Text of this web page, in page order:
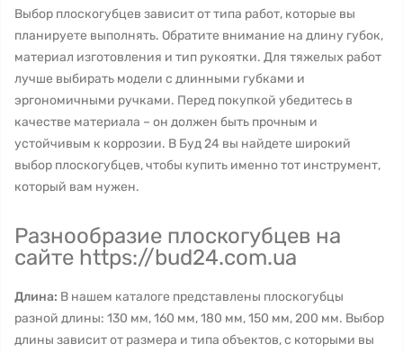
Выбор плоскогубцев зависит от типа работ, которые вы
планируете выполнять. Обратите внимание на длину губок,
материал изготовления и тип рукоятки. Для тяжелых работ
лучше выбирать модели с длинными губками и
эргономичными ручками. Перед покупкой убедитесь в
качестве материала – он должен быть прочным и
устойчивым к коррозии. В Буд 24 вы найдете широкий
выбор плоскогубцев, чтобы купить именно тот инструмент,
который вам нужен.
Разнообразие плоскогубцев на
сайте https://bud24.com.ua
Длина: В нашем каталоге представлены плоскогубцы
разной длины: 130 мм, 160 мм, 180 мм, 150 мм, 200 мм. Выбор
длины зависит от размера и типа объектов, с которыми вы